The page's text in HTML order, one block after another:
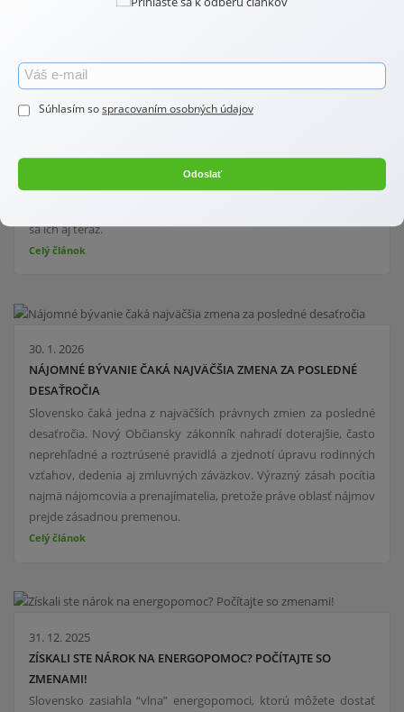
26. 2. 2026
STAVEBNÝ ZÁKON SA OPÄŤ MENÍ. ČO MÔŽE PRINIESŤ
NOVELA?
tomu však stále pretrvávajú nejasnosti a tak je veľmi
pravdepodobné, že čoskoro príde ďalšia zmena. Tie
sa ich aj teraz.
Celý článok
30. 1. 2026
NÁJOMNÉ BÝVANIE ČAKÁ NAJVÄČŠIA ZMENA ZA POSLEDNÉ
DESAŤROČIA
Slovensko čaká jedna z najväčších právnych zmien za posledné
desaťročia. Nový Občiansky zákonník nahradí doterajšie, často
neprehľadné a roztrúsené pravidlá a zjednotí úpravu rodinných
vzťahov, dedenia aj zmluvných záväzkov. Výrazný zásah pocítia
najmä nájomcovia a prenajímatelia, pretože práve oblasť nájmov
prejde zásadnou premenou.
Celý článok
31. 12. 2025
ZÍSKALI STE NÁROK NA ENERGOPOMOC? POČÍTAJTE SO
ZMENAMI!
Slovensko zasiahla “vlna” energopomoci, ktorú môžete dostať
Súhlasím sospracovaním osobných údajov
Odoslať